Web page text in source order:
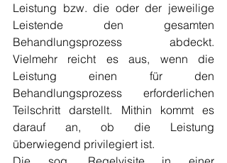
Leistung bzw. die oder der jeweilige
Leistende den gesamten
Behandlungsprozess abdeckt.
Vielmehr reicht es aus, wenn die
Leistung einen für den
Behandlungsprozess erforderlichen
Teilschritt darstellt. Mithin kommt es
darauf an, ob die Leistung
überwiegend privilegiert ist.